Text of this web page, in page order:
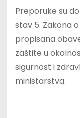
Preporuke su
stav 5. Zakona
propisana
zaštite u
sigurnost i
ministarstva.